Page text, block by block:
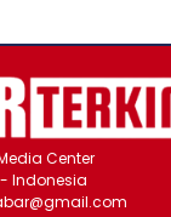
Center
Indonesia